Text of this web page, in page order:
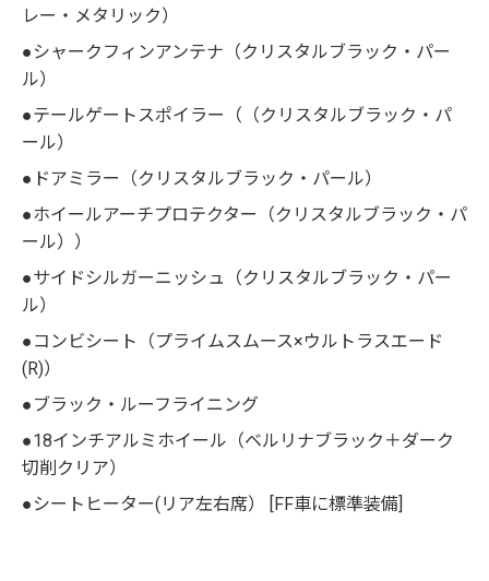
レー・メタリック）
●シャークフィンアンテナ（クリスタルブラック・パー
ル）
●テールゲートスポイラー（（クリスタルブラック・パ
ール）
●ドアミラー（クリスタルブラック・パール）
●ホイールアーチプロテクター（クリスタルブラック・パ
ール））
●サイドシルガーニッシュ（クリスタルブラック・パー
ル）
●コンビシート（プライムスムース×ウルトラスエード
(R)）
●ブラック・ルーフライニング
●18インチアルミホイール（ベルリナブラック＋ダーク
切削クリア）
●シートヒーター(リア左右席） [FF車に標準装備]